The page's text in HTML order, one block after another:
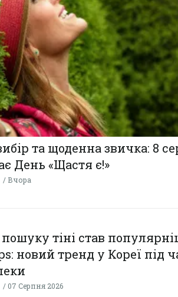
та щоденна звичка: 8
День «Щастя є!»
Вчора
тіні став
новий тренд у Кореї під
07 Серпня 2026